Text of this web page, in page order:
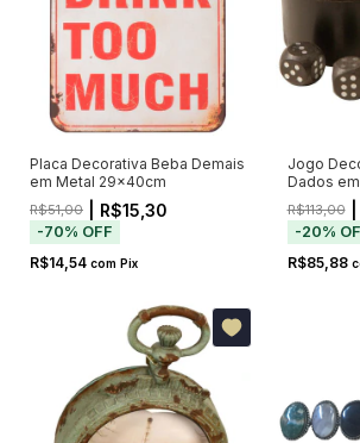
Placa Decorativa Beba Demais
em Metal 29x40cm
R$51,00 | R$15,30
-70% OFF
R$14,54 com Pix
Jogo
Dados
R$113,00|
-20%
R$85,88